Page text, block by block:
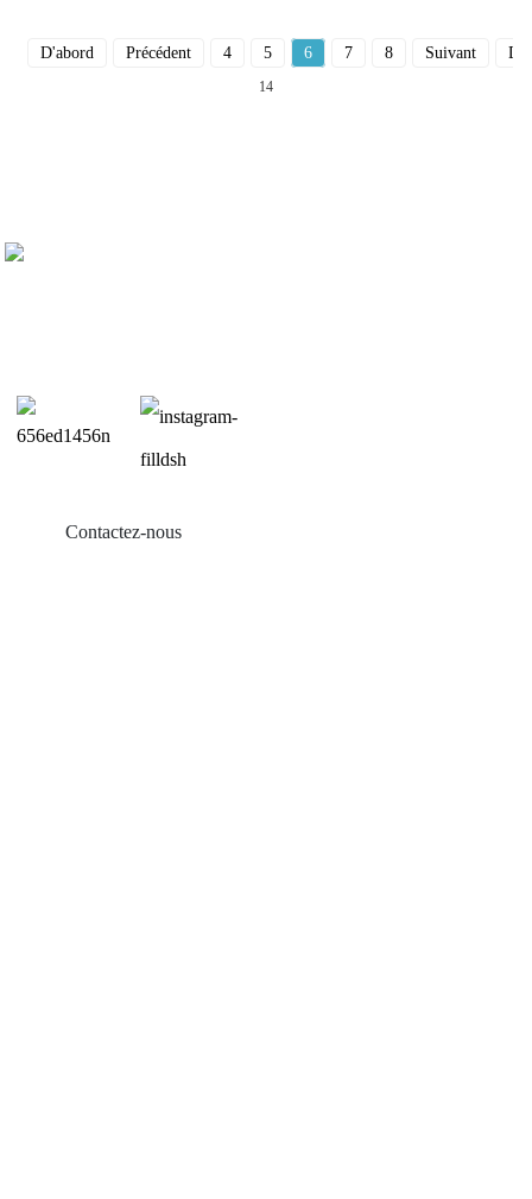
D'abord Précédent 4 5 6 7 8 Suivant
14
Contactez-nous